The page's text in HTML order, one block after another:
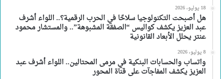
18 يوليو، 2026
هل أصبحت التكنولوجيا سلاحًا في الحرب الرقمية؟.. اللواء أشرف
عبد العزيز يكشف كواليس “الصفقة المشبوهة”.. والمستشار محمود
عنتر يحلل الأبعاد القانونية
8 يوليو، 2026
واتساب والحسابات البنكية في مرمى المحتالين.. اللواء أشرف عبد
العزيز يكشف المفاجآت على قناة المحور